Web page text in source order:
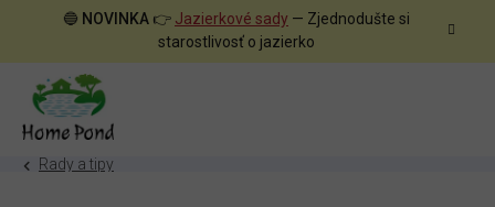
🔵 NOVINKA 👉 Jazierkové sady — Zjednodušte si
starostlivosť o jazierko
Rady a tipy